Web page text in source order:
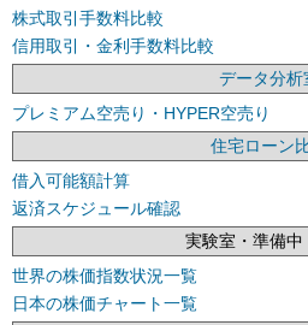
株式取引手数料比較
信用取引・金利手数料比較
データ分析
プレミアム空売り・HYPER空売り
住宅ローン
借入可能額計算
返済スケジュール確認
実験室・準備中
世界の株価指数状況一覧
日本の株価チャート一覧